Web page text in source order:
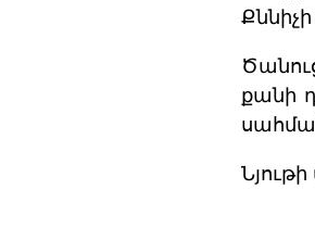
քանի
Նյութի